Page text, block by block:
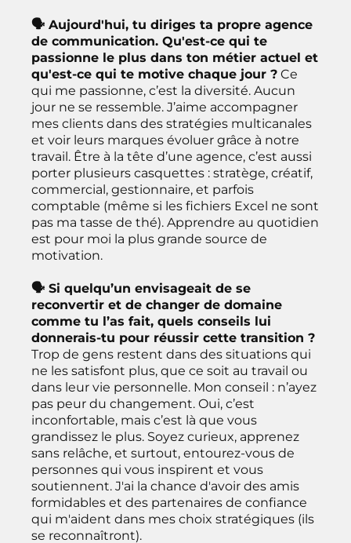
🗣 Aujourd'hui, tu diriges ta propre agence
de communication. Qu'est-ce qui te
passionne le plus dans ton métier actuel et
qu'est-ce qui te motive chaque jour ? Ce
qui me passionne, c’est la diversité. Aucun
jour ne se ressemble. J’aime accompagner
mes clients dans des stratégies multicanales
et voir leurs marques évoluer grâce à notre
travail. Être à la tête d’une agence, c’est aussi
porter plusieurs casquettes : stratège, créatif,
commercial, gestionnaire, et parfois
comptable (même si les fichiers Excel ne sont
pas ma tasse de thé). Apprendre au quotidien
est pour moi la plus grande source de
motivation.
🗣 Si quelqu’un envisageait de se
reconvertir et de changer de domaine
comme tu l’as fait, quels conseils lui
donnerais-tu pour réussir cette transition ?
Trop de gens restent dans des situations qui
ne les satisfont plus, que ce soit au travail ou
dans leur vie personnelle. Mon conseil : n’ayez
pas peur du changement. Oui, c’est
inconfortable, mais c’est là que vous
grandissez le plus. Soyez curieux, apprenez
sans relâche, et surtout, entourez-vous de
personnes qui vous inspirent et vous
soutiennent. J'ai la chance d'avoir des amis
formidables et des partenaires de confiance
qui m'aident dans mes choix stratégiques (ils
se reconnaîtront).